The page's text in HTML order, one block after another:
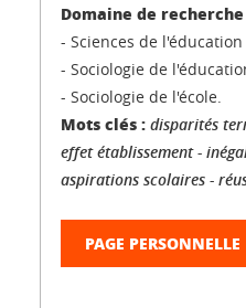
Domaine de
- Sciences de l'éducation
- Sociologie de
- Sociologie de l'école.
Mots clés : disparités
effet établissement -
aspirations scolaires -
PAGE PERSONNELLE